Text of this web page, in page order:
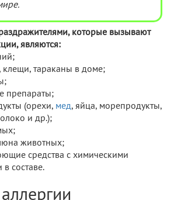
которые вызывают
являются:
клещи, тараканы в доме;
препараты;
(орехи, мед, яйца, морепродукты,
и др.);
животных;
средства с химическими
составе.